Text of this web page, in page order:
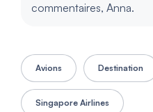
commentaires, Anna.
Avions Destination
Singapore Airlines